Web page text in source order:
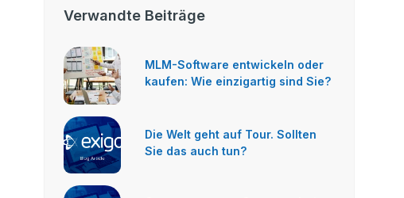
Verwandte Beiträge
MLM-Software entwickeln oder
kaufen: Wie einzigartig sind Sie?
Die Welt geht auf Tour. Sollten
Sie das auch tun?